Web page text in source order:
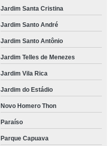
Jardim Santa Cristina
Jardim Santo André
Jardim Santo Antônio
Jardim Telles de Menezes
Jardim Vila Rica
Jardim do Estádio
Novo Homero Thon
Paraíso
Parque Capuava